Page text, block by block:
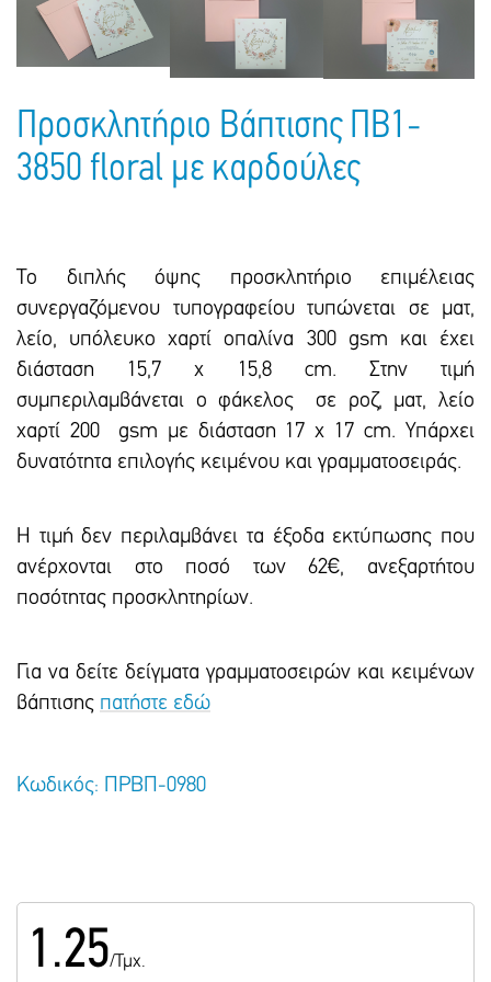
Πακέτα Δώρων
Σακούλες
Τσάντες - Ποδιές - Ομπρέλες
Βιβλία
Παιδικό Πάρτι
Παιδικά Είδη
Ημερολόγια - Ατζέντες
Είδη Γραφείου
Τετράδια - Φάκελοι
Μπλοκ Ζωγραφικής
Προσκλητήριο Βάπτισης ΠΒ1-
3850 floral με καρδούλες
Το διπλής όψης προσκλητήριο επιμέλειας
συνεργαζόμενου τυπογραφείου τυπώνεται σε ματ,
λείο, υπόλευκο χαρτί οπαλίνα 300 gsm και έxει
διάσταση 15,7 x 15,8 cm. Στην τιμή
συμπεριλαμβάνεται ο φάκελος σε ροζ, ματ, λείο
χαρτί 200 gsm με διάσταση 17 x 17 cm. Υπάρxει
δυνατότητα επιλογής κειμένου και γραμματοσειράς.
Η τιμή δεν περιλαμβάνει τα έξοδα εκτύπωσης που
ανέρχονται στο ποσό των 62€, ανεξαρτήτου
ποσότητας προσκλητηρίων.
Για να δείτε δείγματα γραμματοσειρών και κειμένων
βάπτισης πατήστε εδώ
Κωδικός: ΠΡΒΠ-0980
1.25/Τμχ.